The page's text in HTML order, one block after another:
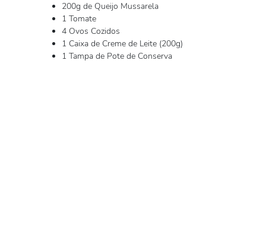
200g de Queijo Mussarela
1 Tomate
4 Ovos Cozidos
1 Caixa de Creme de Leite (200g)
1 Tampa de Pote de Conserva